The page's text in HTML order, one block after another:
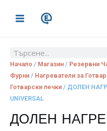
MENU
Search
Начало / Магазин / Резервни
Фурни / Нагреватели за
Готварски печки / ДОЛЕН
UNIVERSAL
ДОЛЕН